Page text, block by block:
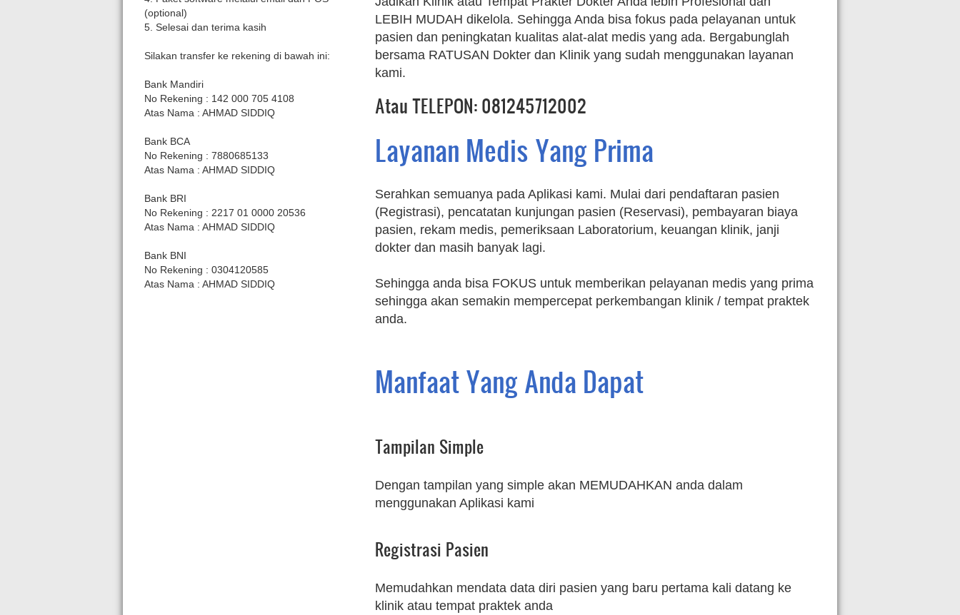
(optional)
5. Selesai dan terima kasih
Silakan transfer ke rekening di bawah ini:
Bank Mandiri
No Rekening : 142 000 705 4108
Atas Nama : AHMAD SIDDIQ
Bank BCA
No Rekening : 7880685133
Atas Nama : AHMAD SIDDIQ
Bank BRI
No Rekening : 2217 01 0000 20536
Atas Nama : AHMAD SIDDIQ
Bank BNI
No Rekening : 0304120585
Atas Nama : AHMAD SIDDIQ
LEBIH MUDAH dikelola. Sehingga Anda bisa fokus pada pelayanan untuk
pasien dan peningkatan kualitas alat-alat medis yang ada. Bergabunglah
bersama RATUSAN Dokter dan Klinik yang sudah menggunakan layanan
kami.
Atau TELEPON: 081245712002
Layanan Medis Yang Prima
Serahkan semuanya pada Aplikasi kami. Mulai dari pendaftaran pasien
(Registrasi), pencatatan kunjungan pasien (Reservasi), pembayaran biaya
pasien, rekam medis, pemeriksaan Laboratorium, keuangan klinik, janji
dokter dan masih banyak lagi.
Sehingga anda bisa FOKUS untuk memberikan pelayanan medis yang prima
sehingga akan semakin mempercepat perkembangan klinik / tempat praktek
anda.
Manfaat Yang Anda Dapat
Tampilan Simple
Dengan tampilan yang simple akan MEMUDAHKAN anda dalam
menggunakan Aplikasi kami
Registrasi Pasien
Memudahkan mendata data diri pasien yang baru pertama kali datang ke
klinik atau tempat praktek anda